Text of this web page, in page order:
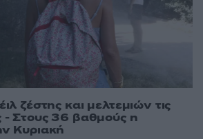
ζέστης και μελτεμιών τις
- Στους 36 βαθμούς η
Κυριακή